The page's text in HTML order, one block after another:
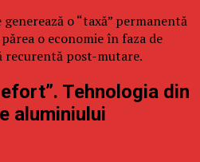
o “taxă” permanentă
o economie în faza de
recurentă post-mutare.
Tehnologia din
aluminiului